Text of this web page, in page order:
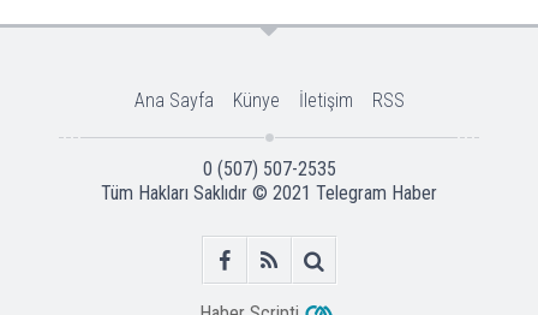
Ana Sayfa Künye İletişim RSS
0 (507) 507-2535
Tüm Hakları Saklıdır © 2021 Telegram Haber